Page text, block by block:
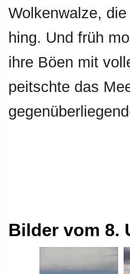
Wolkenwalze,
hing. Und früh
ihre Böen mit
peitschte das
Bilder vom 8.